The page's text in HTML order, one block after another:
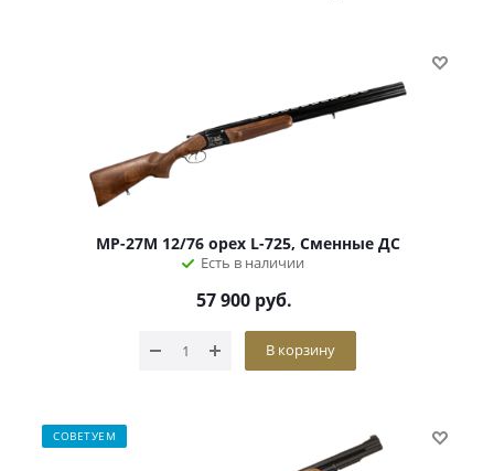
МР-27М 12/76 орех L-725, Сменные ДС
Есть в наличии
57 900руб.
В корзину
СОВЕТУЕМ